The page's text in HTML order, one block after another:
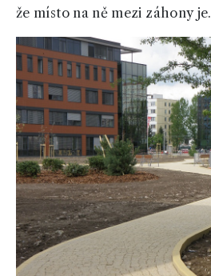
že místo na ně mezi záhony je.